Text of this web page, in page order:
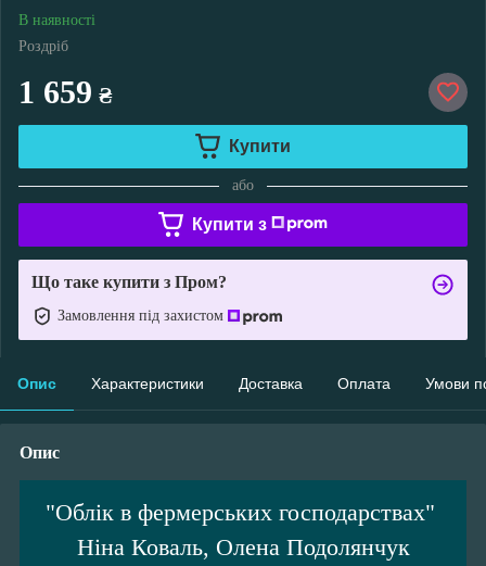
В наявності
Роздріб
1 659 ₴
Купити
або
Купити з
Що таке купити з Пром?
Замовлення під захистом
Опис Характеристики Доставка Оплата Умови
Опис
"Облік в фермерських господарствах"
Ніна Коваль, Олена Подолянчук